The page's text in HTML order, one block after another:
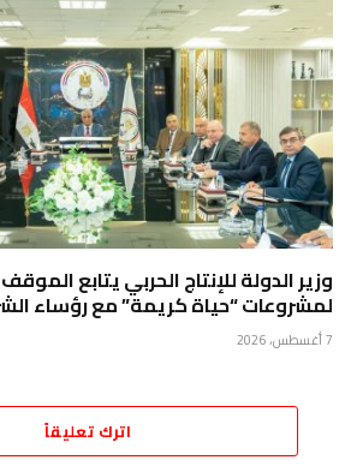
وزير الدولة للإنتاج الحربي يتابع
لمشروعات “حياة كريمة” مع رؤساء
7 أغسطس، 2026
اترك تعليقاً